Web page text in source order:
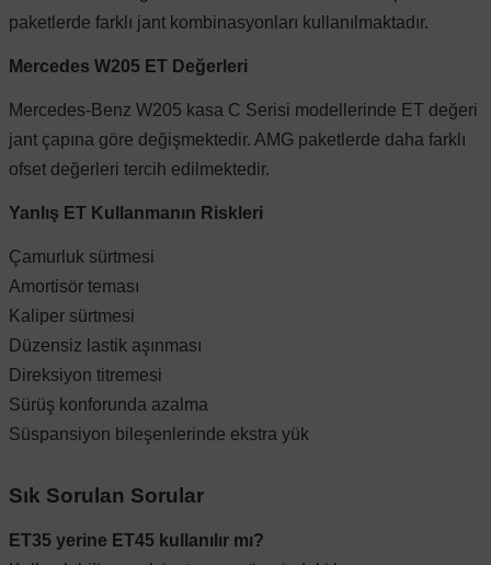
paketlerde farklı jant kombinasyonları kullanılmaktadır.
Mercedes W205 ET Değerleri
Mercedes-Benz W205 kasa C Serisi modellerinde ET değeri
jant çapına göre değişmektedir. AMG paketlerde daha farklı
ofset değerleri tercih edilmektedir.
Yanlış ET Kullanmanın Riskleri
Çamurluk sürtmesi
Amortisör teması
Kaliper sürtmesi
Düzensiz lastik aşınması
Direksiyon titremesi
Sürüş konforunda azalma
Süspansiyon bileşenlerinde ekstra yük
Sık Sorulan Sorular
ET35 yerine ET45 kullanılır mı?